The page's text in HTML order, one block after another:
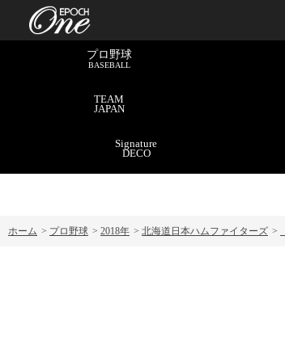
プロ野球
BASEBALL
TEAM
JAPAN
Signature
DECO
ホーム > プロ野球 > 2018年 > 北海道日本ハムファイターズ >